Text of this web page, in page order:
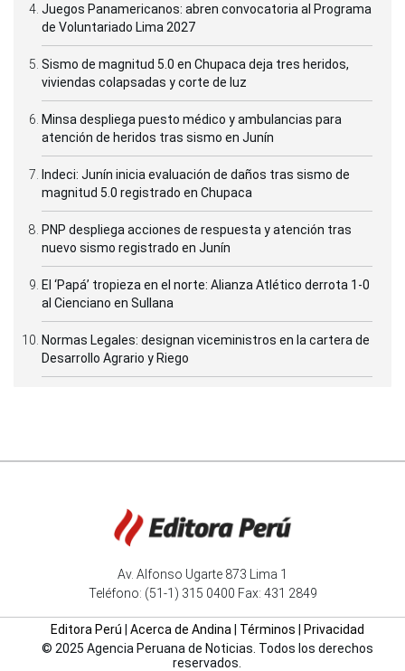
Juegos Panamericanos: abren convocatoria al Programa
de Voluntariado Lima 2027
Sismo de magnitud 5.0 en Chupaca deja tres heridos,
viviendas colapsadas y corte de luz
Minsa despliega puesto médico y ambulancias para
atención de heridos tras sismo en Junín
Indeci: Junín inicia evaluación de daños tras sismo de
magnitud 5.0 registrado en Chupaca
PNP despliega acciones de respuesta y atención tras
nuevo sismo registrado en Junín
El ‘Papá’ tropieza en el norte: Alianza Atlético derrota 1-0
al Cienciano en Sullana
Normas Legales: designan viceministros en la cartera de
Desarrollo Agrario y Riego
Av. Alfonso Ugarte 873 Lima 1
Teléfono: (51-1) 315 0400 Fax: 431 2849
Editora Perú Acerca de Andina Términos
Privacidad
© 2025 Agencia Peruana de Noticias. Todos los derechos
reservados.